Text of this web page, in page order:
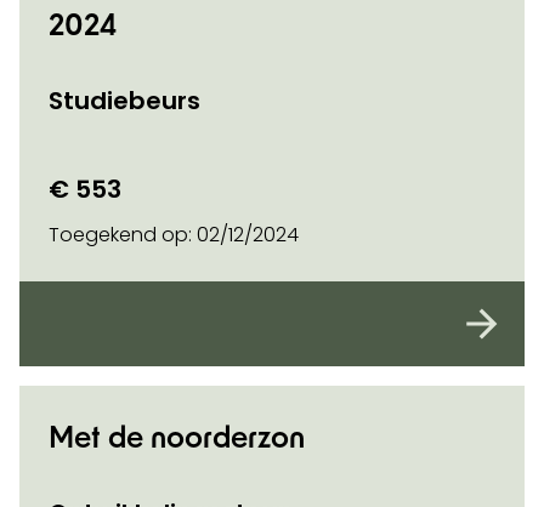
2024
Studiebeurs
€ 553
Toegekend op: 02/12/2024
Met de noorderzon